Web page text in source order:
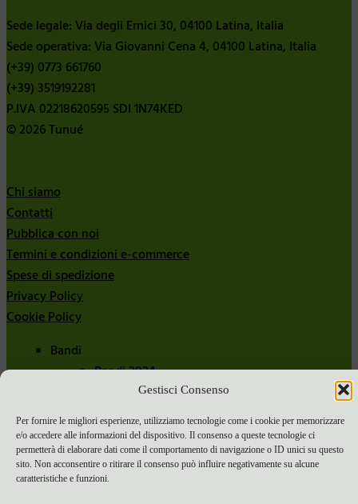
Gestisci Consenso
Per fornire le migliori esperienze, utilizziamo tecnologie come i cookie per memorizzare
e/o accedere alle informazioni del dispositivo. Il consenso a queste tecnologie ci
permetterà di elaborare dati come il comportamento di navigazione o ID unici su questo
sito. Non acconsentire o ritirare il consenso può influire negativamente su alcune
caratteristiche e funzioni.
Sede legale: Via degli Ernici 30, 04100 Latina, Italia
Sede operativa: Via Giovanni Cena 4, 04100 Latina, Italia
(+39) 0773 661760
(+39) 3519192281
P.IVA 02218620595 SDI 1N74KED
© 2026 Tunué
Chi siamo
Contatti
Pubblica con noi
Termini e condizioni e-commerce
Spese di spedizione
Privacy Policy
Cookie Policy
Bandi
Bandi 2024
Bandi 2025